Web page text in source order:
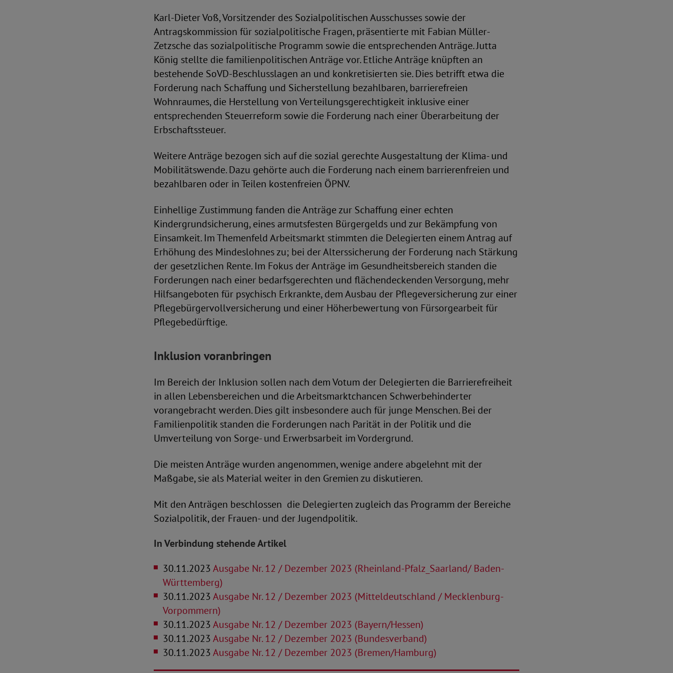
Karl-Dieter Voß, Vorsitzender des Sozialpolitischen Ausschusses sowie der
Antragskommission für sozialpolitische Fragen, präsentierte mit Fabian Müller-
Zetzsche das sozialpolitische Programm sowie die entsprechenden Anträge. Jutta
König stellte die familienpolitischen Anträge vor. Etliche Anträge knüpften an
bestehende SoVD-Beschlusslagen an und konkretisierten sie. Dies betrifft etwa die
Forderung nach Schaffung und Sicherstellung bezahlbaren, barrierefreien
Wohnraumes, die Herstellung von Verteilungsgerechtigkeit inklusive einer
entsprechenden Steuerreform sowie die Forderung nach einer Überarbeitung der
Erbschaftssteuer.
Weitere Anträge bezogen sich auf die sozial gerechte Ausgestaltung der Klima- und
Mobilitätswende. Dazu gehörte auch die Forderung nach einem barrierenfreien und
bezahlbaren oder in Teilen kostenfreien ÖPNV.
Einhellige Zustimmung fanden die Anträge zur Schaffung einer echten
Kindergrundsicherung, eines armutsfesten Bürgergelds und zur Bekämpfung von
Einsamkeit. Im Themenfeld Arbeitsmarkt stimmten die Delegierten einem Antrag auf
Erhöhung des Mindeslohnes zu; bei der Alterssicherung der Forderung nach Stärkung
der gesetzlichen Rente. Im Fokus der Anträge im Gesundheitsbereich standen die
Forderungen nach einer bedarfsgerechten und flächendeckenden Versorgung, mehr
Hilfsangeboten für psychisch Erkrankte, dem Ausbau der Pflegeversicherung zur einer
Pflegebürgervollversicherung und einer Höherbewertung von Fürsorgearbeit für
Pflegebedürftige.
Inklusion voranbringen
Im Bereich der Inklusion sollen nach dem Votum der Delegierten die Barrierefreiheit
in allen Lebensbereichen und die Arbeitsmarktchancen Schwerbehinderter
vorangebracht werden. Dies gilt insbesondere auch für junge Menschen. Bei der
Familienpolitik standen die Forderungen nach Parität in der Politik und die
Umverteilung von Sorge- und Erwerbsarbeit im Vordergrund.
Die meisten Anträge wurden angenommen, wenige andere abgelehnt mit der
Maßgabe, sie als Material weiter in den Gremien zu diskutieren.
Mit den Anträgen beschlossen die Delegierten zugleich das Programm der Bereiche
Sozialpolitik, der Frauen- und der Jugendpolitik.
In Verbindung stehende Artikel
30.11.2023Ausgabe Nr. 12 / Dezember 2023 (Rheinland-Pfalz_Saarland/ Baden-
Württemberg)
30.11.2023Ausgabe Nr. 12 / Dezember 2023 (Mitteldeutschland / Mecklenburg-
Vorpommern)
30.11.2023Ausgabe Nr. 12 / Dezember 2023 (Bayern/Hessen)
30.11.2023Ausgabe Nr. 12 / Dezember 2023 (Bundesverband)
30.11.2023Ausgabe Nr. 12 / Dezember 2023 (Bremen/Hamburg)